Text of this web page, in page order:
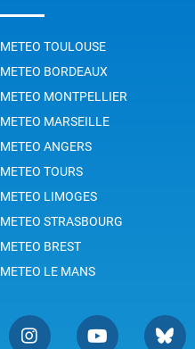
METEO TOULOUSE
METEO BORDEAUX
METEO MONTPELLIER
METEO MARSEILLE
METEO ANGERS
METEO TOURS
METEO LIMOGES
METEO STRASBOURG
METEO BREST
METEO LE MANS